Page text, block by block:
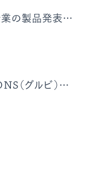
クライアント企業の製品発表会に参加してきました
GROOVISIONS（グルビ）の作品集